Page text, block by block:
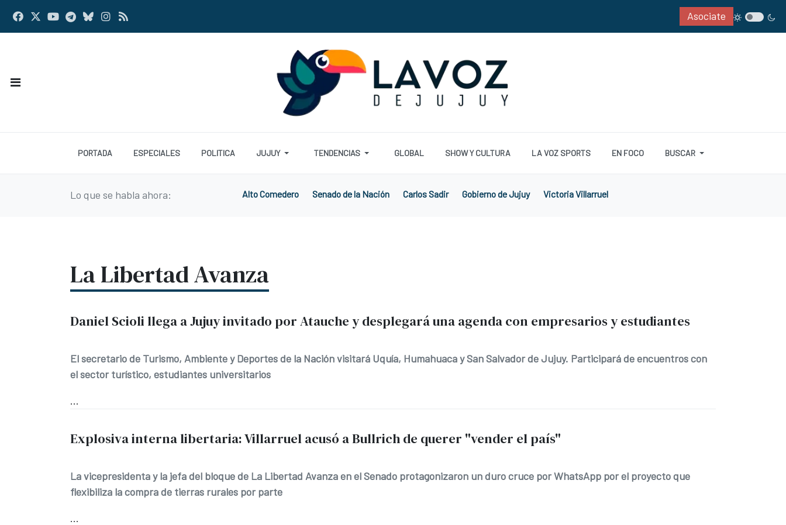
Asociate
PORTADA ESPECIALES POLITICA JUJUY TENDENCIAS GLOBAL SHOW Y CULTURA LA VOZ SPORTS EN FOCO BUSCAR
Lo que se habla ahora: Alto Comedero Senado de la Nación Carlos Sadir Gobierno de Jujuy Victoria Villarruel
La Libertad Avanza
Daniel Scioli llega a Jujuy invitado por Atauche y desplegará una agenda con empresarios y estudiantes
El secretario de Turismo, Ambiente y Deportes de la Nación visitará Uquía, Humahuaca y San Salvador de Jujuy. Participará de encuentros con
el sector turístico, estudiantes universitarios
...
Explosiva interna libertaria: Villarruel acusó a Bullrich de querer "vender el país"
La vicepresidenta y la jefa del bloque de La Libertad Avanza en el Senado protagonizaron un duro cruce por WhatsApp por el proyecto que
flexibiliza la compra de tierras rurales por parte
...